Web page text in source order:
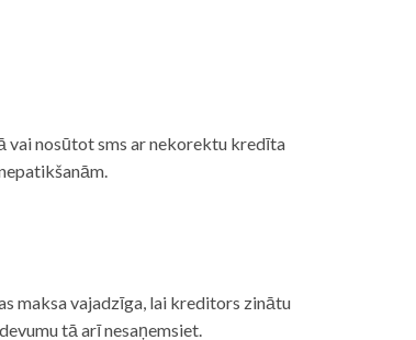
vai nosūtot sms ar nekorektu kredīta
maksa vajadzīga, lai kreditors zinātu
tā arī nesaņemsiet.